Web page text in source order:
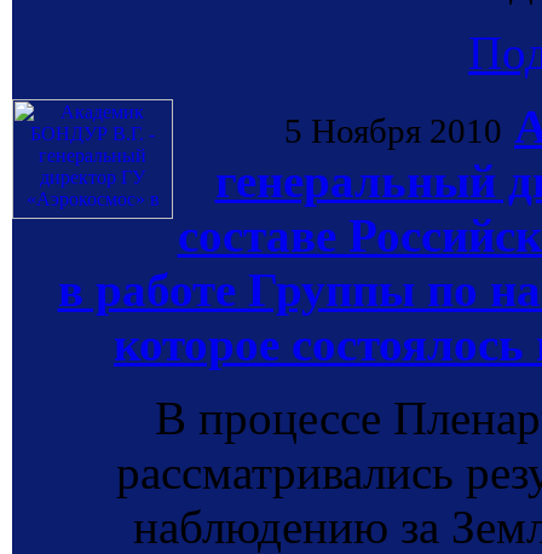
5 Ноября 2010
генеральный
составе
в работе Группы по
которое
В процессе
рассматривались
наблюдению за